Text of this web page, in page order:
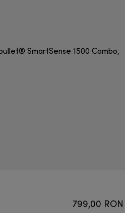
799,00 RON